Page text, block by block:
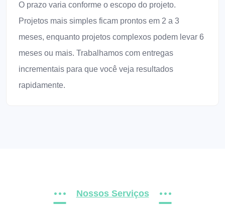
O prazo varia conforme o escopo do projeto.
Projetos mais simples ficam prontos em 2 a 3
meses, enquanto projetos complexos podem levar 6
meses ou mais. Trabalhamos com entregas
incrementais para que você veja resultados
rapidamente.
Nossos Serviços